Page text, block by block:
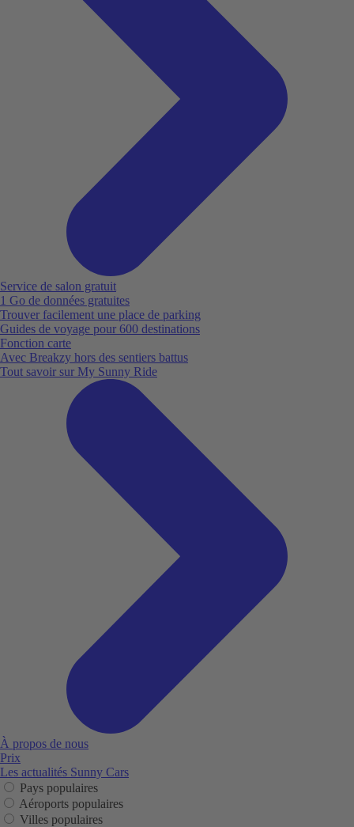
Service de salon gratuit
1 Go de données gratuites
Trouver facilement une place de parking
Guides de voyage pour 600 destinations
Fonction carte
Avec Breakzy hors des sentiers battus
Tout savoir sur My Sunny Ride
À propos de nous
Prix
Les actualités Sunny Cars
Pays populaires
Aéroports populaires
Villes populaires